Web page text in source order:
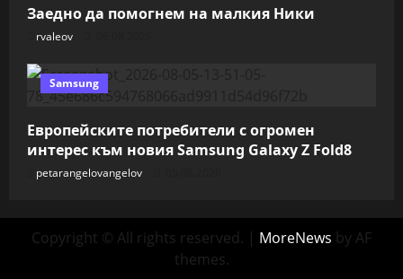
Заедно да помогнем на малкия Ники
rvaleov
Samsung
Европейските потребители с огромен
интерес към новия Samsung Galaxy Z Fold8
petarangelovangelov
Copyright © All rights reserved. | MoreNews by AF
themes.